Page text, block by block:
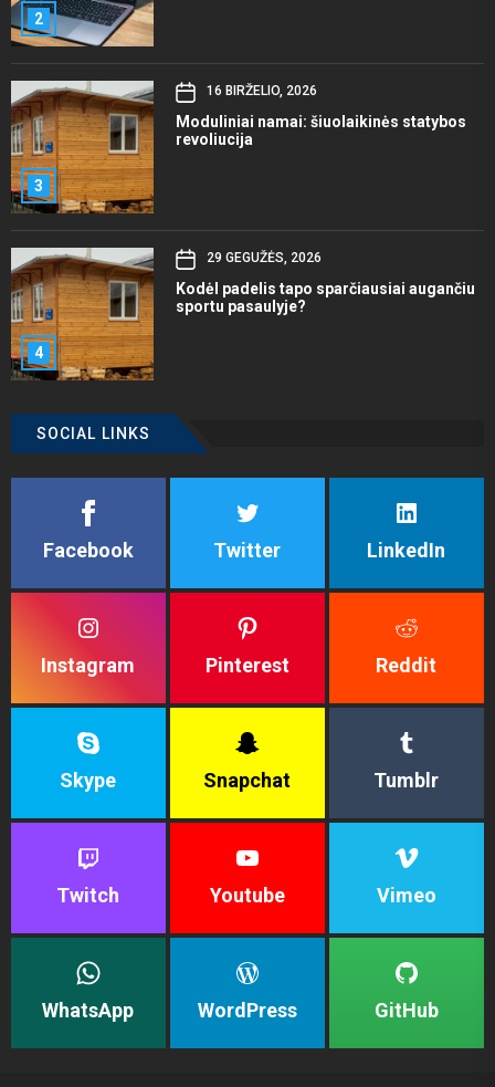
2
3
16 BIRŽELIO, 2026
Moduliniai namai: šiuolaikinės statybos
revoliucija
4
29 GEGUŽĖS, 2026
Kodėl padelis tapo sparčiausiai augančiu
sportu pasaulyje?
SOCIAL LINKS
Facebook Twitter LinkedIn
Instagram Pinterest Reddit
Skype Snapchat Tumblr
Twitch Youtube Vimeo
WhatsApp WordPress GitHub